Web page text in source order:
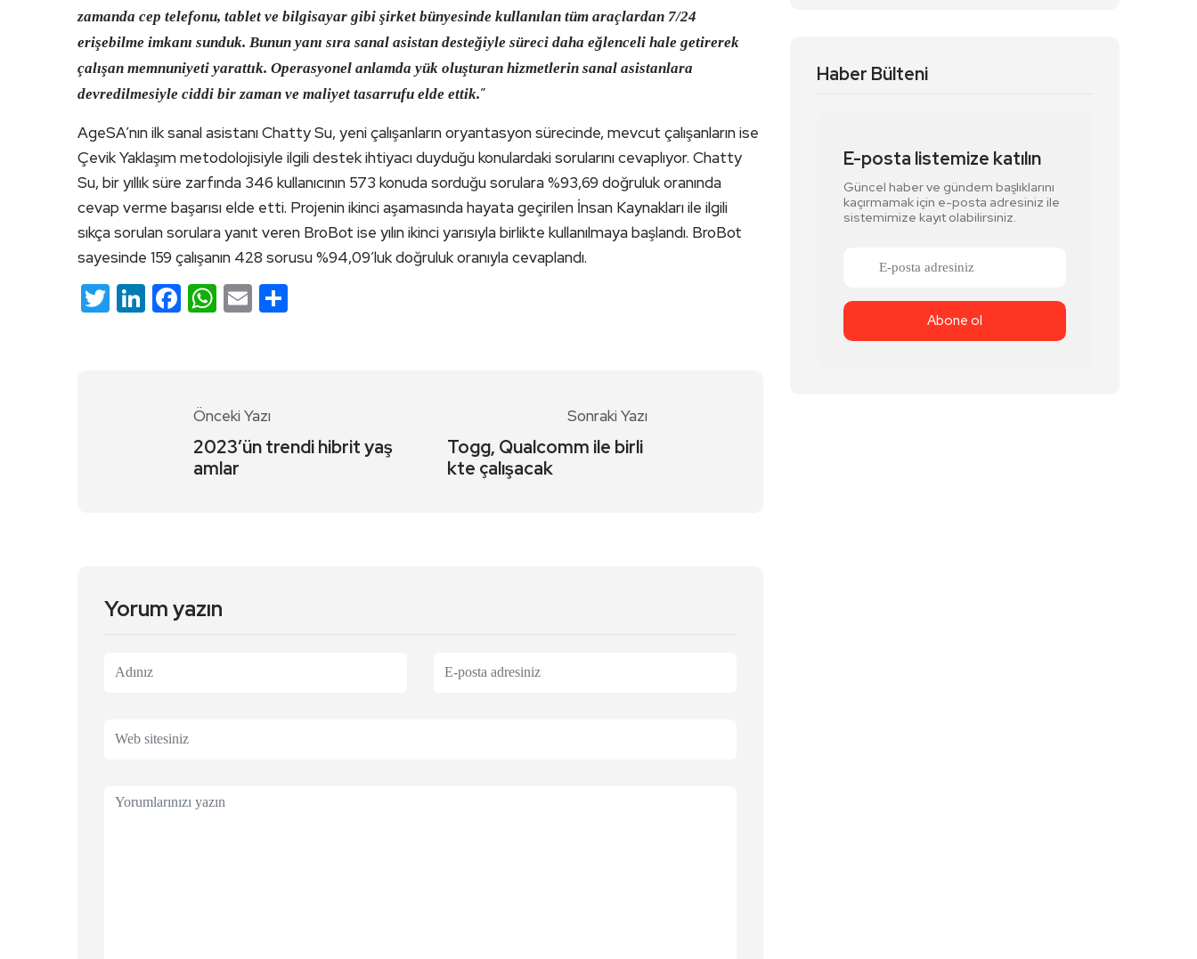
zamanda cep telefonu, tablet ve bilgisayar gibi şirket bünyesinde kullanılan tüm araçlardan 7/24
erişebilme imkanı sunduk. Bunun yanı sıra sanal asistan desteğiyle süreci daha eğlenceli hale getirerek
çalışan memnuniyeti yarattık. Operasyonel anlamda yük oluşturan hizmetlerin sanal asistanlara
devredilmesiyle ciddi bir zaman ve maliyet tasarrufu elde ettik.”
AgeSA’nın ilk sanal asistanı Chatty Su, yeni çalışanların oryantasyon sürecinde, mevcut çalışanların ise
Çevik Yaklaşım metodolojisiyle ilgili destek ihtiyacı duyduğu konulardaki sorularını cevaplıyor. Chatty
Su, bir yıllık süre zarfında 346 kullanıcının 573 konuda sorduğu sorulara %93,69 doğruluk oranında
cevap verme başarısı elde etti. Projenin ikinci aşamasında hayata geçirilen İnsan Kaynakları ile ilgili
sıkça sorulan sorulara yanıt veren BroBot ise yılın ikinci yarısıyla birlikte kullanılmaya başlandı. BroBot
sayesinde 159 çalışanın 428 sorusu %94,09’luk doğruluk oranıyla cevaplandı.
Twitter
LinkedIn
Facebook
WhatsApp
Email
Önceki Yazı
2023’ün trendi hibrit yaş
amlar
Sonraki Yazı
Togg, Qualcomm ile birli
kte çalışacak
Yorum yazın
Haber Bülteni
E-posta listemize katılın
Güncel haber ve gündem başlıklarını
kaçırmamak için e-posta adresiniz ile
sistemimize kayıt olabilirsiniz.